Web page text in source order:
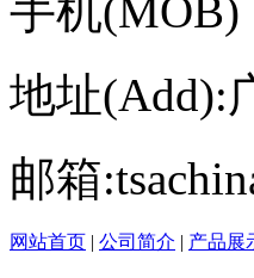
手机(MOB)
地址(Add):
邮箱
网站首页 | 公司简介 | 产品展